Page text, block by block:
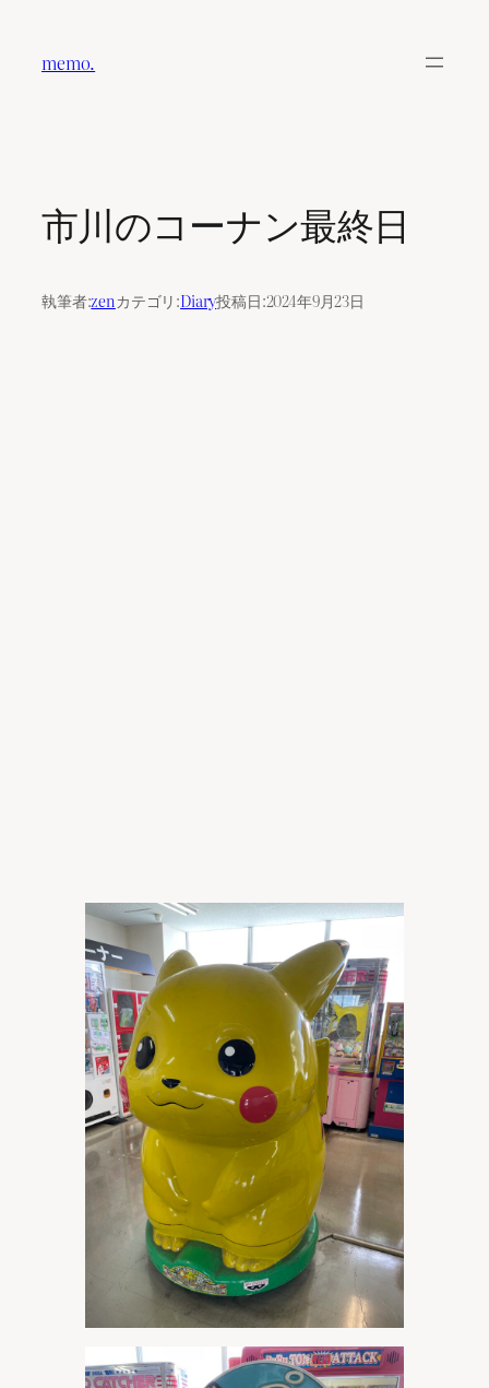
memo.
市川のコーナン最終日
執筆者:zenカテゴリ:Diary投稿日:2024年9月23日